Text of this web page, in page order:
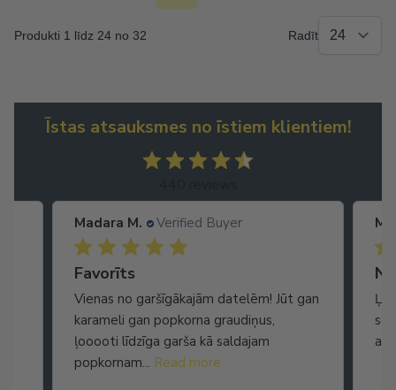
Produkti 1 līdz 24 no 32 Radīt
Īstas atsauksmes no īstiem klientiem!
Madara M. Verified Buyer
Favorīts
Vienas no garšīgākajām datelēm! Jūt gan
karameli gan popkorna graudiņus,
ļooooti līdzīga garša kā saldajam
popkornam... Read more
arī